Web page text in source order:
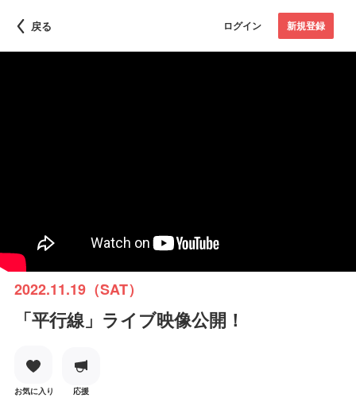
戻る ログイン 新規登録
2022.11.19（SAT）
「平行線」ライブ映像公開！
お気に入り 応援